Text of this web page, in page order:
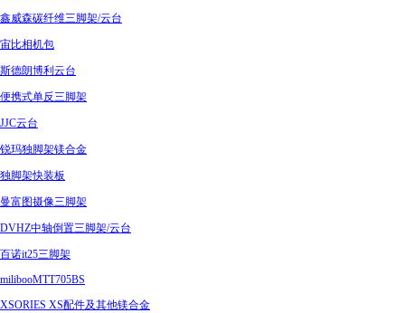
鑫威森碳纤维三脚架/云台
宙比相机包
斯德朗博利云台
便携式单反三脚架
JJC云台
锐玛独脚架镁合金
独脚架快装板
曼富图摄像三脚架
DVHZ中轴倒置三脚架/云台
百诺it25三脚架
milibooMTT705BS
XSORIES XS配件及其他镁合金